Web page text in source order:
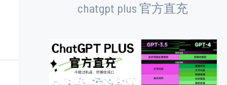
chatgpt plus 官方直充